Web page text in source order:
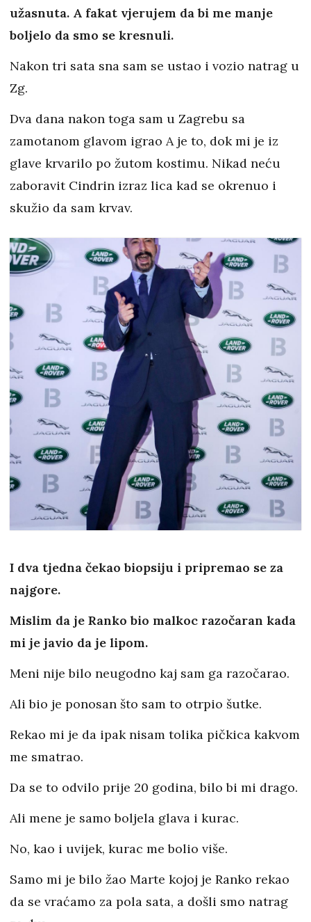
užasnuta. A fakat vjerujem da bi me manje
boljelo da smo se kresnuli.
Nakon tri sata sna sam se ustao i vozio natrag u
Zg.
Dva dana nakon toga sam u Zagrebu sa
zamotanom glavom igrao A je to, dok mi je iz
glave krvarilo po žutom kostimu. Nikad neću
zaboravit Cindrin izraz lica kad se okrenuo i
skužio da sam krvav.
I dva tjedna čekao biopsiju i pripremao se za
najgore.
Mislim da je Ranko bio malkoc razočaran kada
mi je javio da je lipom.
Meni nije bilo neugodno kaj sam ga razočarao.
Ali bio je ponosan što sam to otrpio šutke.
Rekao mi je da ipak nisam tolika pičkica kakvom
me smatrao.
Da se to odvilo prije 20 godina, bilo bi mi drago.
Ali mene je samo boljela glava i kurac.
No, kao i uvijek, kurac me bolio više.
Samo mi je bilo žao Marte kojoj je Ranko rekao
da se vraćamo za pola sata, a došli smo natrag